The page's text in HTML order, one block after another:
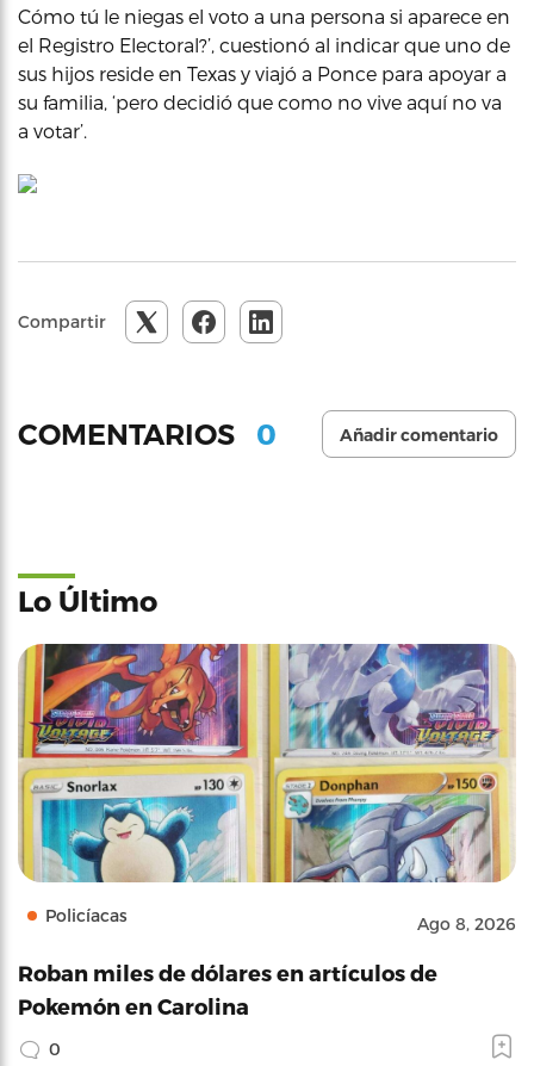
Cómo tú le niegas el voto a una persona si aparece en
el Registro Electoral?’, cuestionó al indicar que uno de
sus hijos reside en Texas y viajó a Ponce para apoyar a
su familia, ‘pero decidió que como no vive aquí no va
a votar’.
Compartir
COMENTARIOS 0 Añadir comentario
Lo Último
Policíacas Ago 8, 2026
Roban miles de dólares en artículos de
Pokemón en Carolina
0